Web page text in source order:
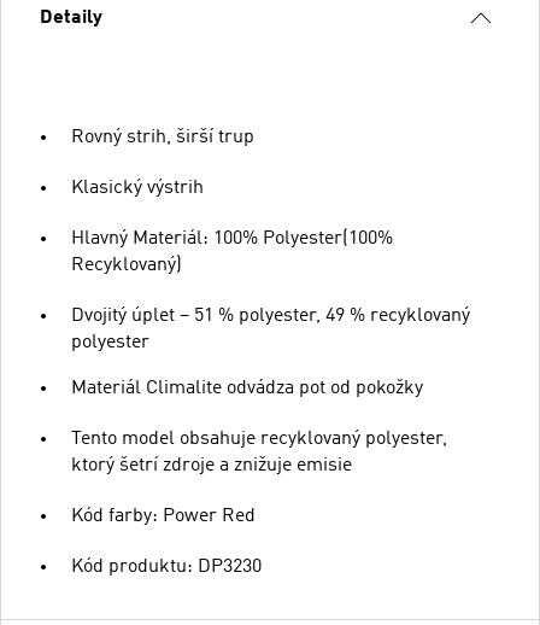
Detaily
Rovný strih, širší trup
Klasický výstrih
Hlavný Materiál: 100% Polyester(100%
Recyklovaný)
Dvojitý úplet – 51 % polyester, 49 % recyklovaný
polyester
Materiál Climalite odvádza pot od pokožky
Tento model obsahuje recyklovaný polyester,
ktorý šetrí zdroje a znižuje emisie
Kód farby: Power Red
Kód produktu: DP3230